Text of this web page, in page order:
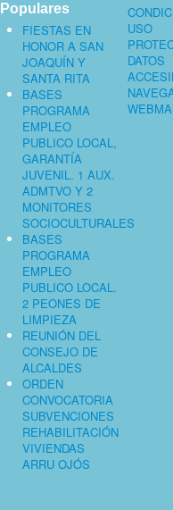
Populares
FIESTAS EN
HONOR A SAN
JOAQUÍN Y
SANTA RITA
BASES
PROGRAMA
EMPLEO
PUBLICO LOCAL,
GARANTÍA
JUVENIL. 1 AUX.
ADMTVO Y 2
MONITORES
SOCIOCULTURALES
BASES
PROGRAMA
EMPLEO
PUBLICO LOCAL.
2 PEONES DE
LIMPIEZA
REUNIÓN DEL
CONSEJO DE
ALCALDES
ORDEN
CONVOCATORIA
SUBVENCIONES
REHABILITACIÓN
VIVIENDAS
ARRU OJÓS
USO
DATOS